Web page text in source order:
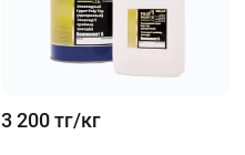
3 200 тг/кг